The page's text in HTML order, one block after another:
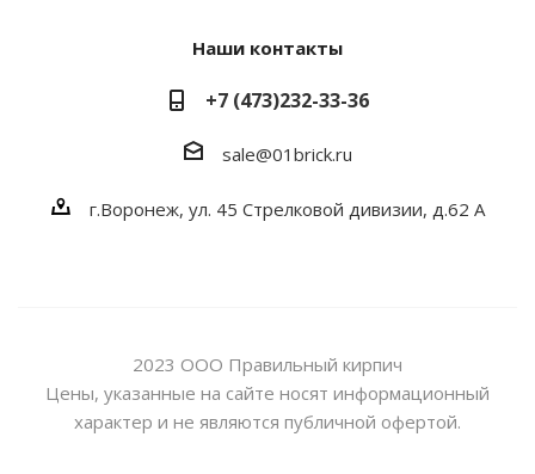
Наши контакты
+7 (473)232-33-36
sale@01brick.ru
г.Воронеж, ул. 45 Стрелковой дивизии, д.62 А
2023 ООО Правильный кирпич
Цены, указанные на сайте носят информационный
характер и не являются публичной офертой.